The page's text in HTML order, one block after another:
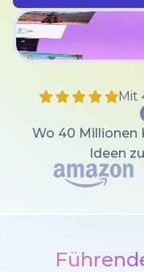
Mit
Wo 40 Millionen
Ideen